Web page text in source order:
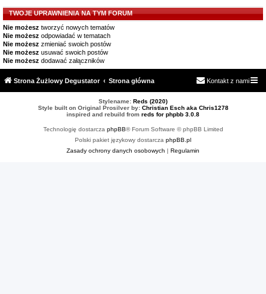
TWOJE UPRAWNIENIA NA TYM FORUM
Nie możesz tworzyć nowych tematów
Nie możesz odpowiadać w tematach
Nie możesz zmieniać swoich postów
Nie możesz usuwać swoich postów
Nie możesz dodawać załączników
Strona Żużlowy Degustator Strona główna Kontakt z nami
Stylename: Reds (2020)
Style built on Original Prosilver by: Christian Esch aka Chris1278
inspired and rebuild from reds for phpbb 3.0.8
Technologię dostarcza phpBB® Forum Software © phpBB Limited
Polski pakiet językowy dostarcza phpBB.pl
Zasady ochrony danych osobowych | Regulamin